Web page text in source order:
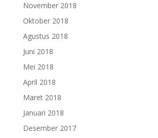
November 2018
Oktober 2018
Agustus 2018
Juni 2018
Mei 2018
April 2018
Maret 2018
Januari 2018
Desember 2017